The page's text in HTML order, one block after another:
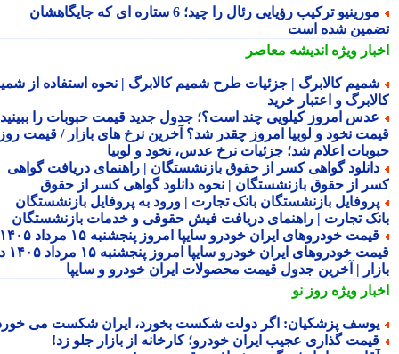
مورینیو ترکیب رؤیایی رئال را چید؛ 6 ستاره ای که جایگاهشان
شده است
ویژهاندیشه معاصر
کالابرگ | جزئیات طرح شمیم کالابرگ | نحوه استفاده از شمیم
و اعتبار خرید
امروز کیلویی چند است؟؛ جدول جدید قیمت حبوبات را ببینید /
نخود و لوبیا امروز چقدر شد؟ آخرین نرخ های بازار / قیمت روز
اعلام شد؛ جزئیات نرخ عدس، نخود و لوبیا
گواهی کسر از حقوق بازنشستگان | راهنمای دریافت گواهی
از حقوق بازنشستگان | نحوه دانلود گواهی کسر از حقوق
بازنشستگان بانک تجارت | ورود به پروفایل بازنشستگان
تجارت | راهنمای دریافت فیش حقوقی و خدمات بازنشستگان
قیمت خودروهای ایران خودرو سایپا امروز پنجشنبه ۱۵ مرداد ۱۴۰۵ |
قیمت خودروهای ایران خودرو سایپا امروز پنجشنبه ۱۵ مرداد ۱۴۰۵ در
| آخرین جدول قیمت محصولات ایران خودرو و سایپا
ویژهروز نو
پزشکیان: اگر دولت شکست بخورد، ایران شکست می خورد
گذاری عجیب ایران خودرو؛ کارخانه از بازار جلو زد!